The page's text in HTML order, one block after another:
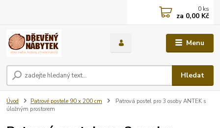
Menu
Hledat
0 ks
za 0,00 Kč
Úvod Patrové postele 90 x 200 cm
Patrová postel pro 3 osoby ANTEK s
úložným prostorem